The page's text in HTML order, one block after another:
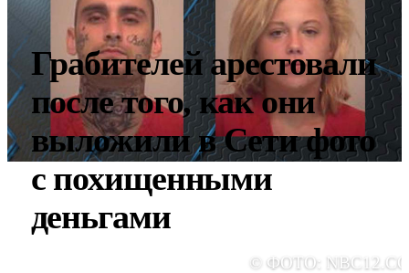
Грабителей арестовали
после того, как они
выложили в Сети фото
с похищенными
деньгами
© ФОТО: